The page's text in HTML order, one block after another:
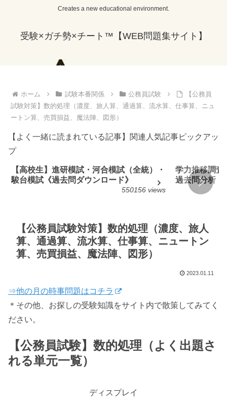
Creates a new educational environment.
受験×ガチ勢×チート™【WEB問題集サイト】
ホーム 試験本番関係 公務員試験
【公務員
試験対策】数的処理（濃度、旅人算、通過算、流水算、仕事算、ニュ
ートン算、売買損益、魔法陣、図形）
【よく一緒に読まれている記事】関連人気記事ピックアッ
プ
【高校生】進研模試・河合模試（全統）・
駿台模試《過去問ダウンロード》
550156 views
学力推移調査
過去問分析
【公務員試験対策】数的処理（濃度、旅人
算、通過算、流水算、仕事算、ニュートン
算、売買損益、魔法陣、図形）
2023.01.11
⇒他の月の時事問題はコチラ
＊その他、お探しの受験知識をサイト内で散策してみてく
ださい。
【公務員試験】数的処理（よく出題さ
れる単元一覧）
ディスプレイ